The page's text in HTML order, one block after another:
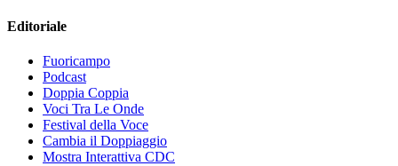
Editoriale
Fuoricampo
Podcast
Doppia Coppia
Voci Tra Le Onde
Festival della Voce
Cambia il Doppiaggio
Mostra Interattiva CDC